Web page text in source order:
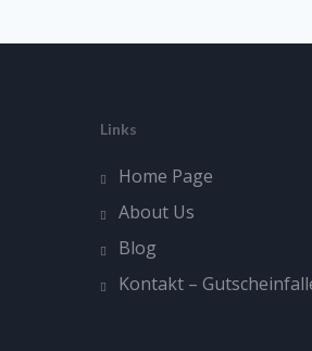
Links
Home Page
About Us
Blog
Kontakt –